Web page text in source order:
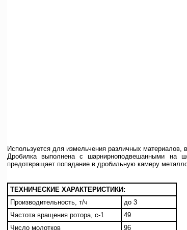
Используется для измельчения различных
Дробилка выполнена с шарнирноподвешанными на
предотвращает попадание в дробильную камеру
ТЕХНИЧЕСКИЕ ХАРАКТЕРИСТИКИ:
Производительность, т/ч
до 3
Частота вращения ротора, с-1
49
Число молотков
96